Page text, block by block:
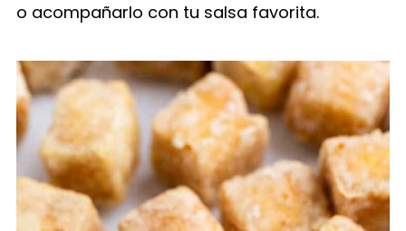
o acompañarlo con tu salsa favorita.